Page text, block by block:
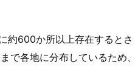
約600か所以上存在するとさ
で各地に分布しているため、